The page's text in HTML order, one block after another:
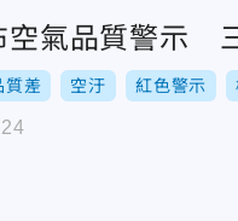
空氣品質警示
質差 空汙 紅色警示